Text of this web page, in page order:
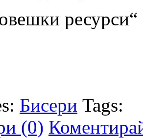
ресурси“
Бисери Tags:
(0)